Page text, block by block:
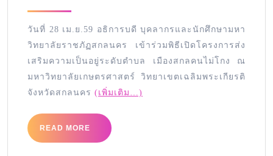
วันที่ 28 เม.ย.59 อธิการบดี บุคลากรและนักศึกษามหา
วิทยา ลัยราชภัฏสกลนคร เข้าร่วมพิธีเปิดโครงการส่ง
เสริมความเป็นอยู่ระดับตำบล
เมืองสกลคนไม่โกง ณ
มหาวิทยาลัยเกษตรศาสตร์ วิทยาเขตเฉลิมพระเกียรติ
จังหวัดสกลนคร (เพิ่มเติม…)
READ MORE